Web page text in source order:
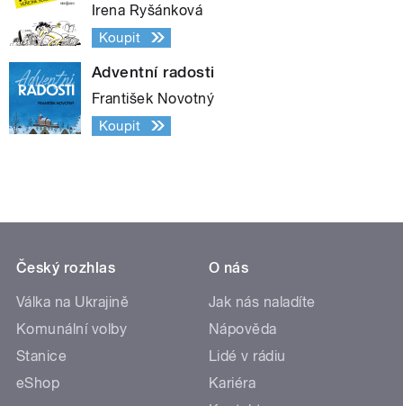
Irena Ryšánková
Koupit
Adventní radosti
František Novotný
Koupit
Český rozhlas
Válka na Ukrajině
Komunální volby
Stanice
eShop
O nás
Jak nás naladíte
Nápověda
Lidé v rádiu
Kariéra